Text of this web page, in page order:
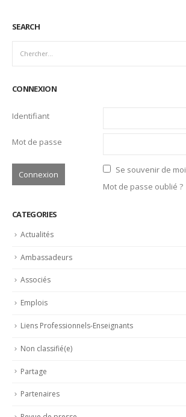
SEARCH
CONNEXION
Identifiant
Mot de passe
Se souvenir de moi
Mot de passe oublié ?
CATEGORIES
Actualités
Ambassadeurs
Emplois
Liens Professionnels-Enseignants
Non classifié(e)
Partage
Partenaires